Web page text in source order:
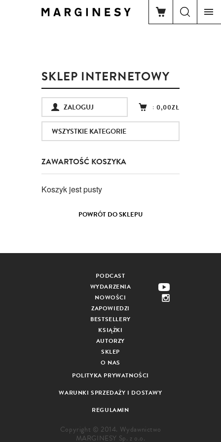
SKLEP INTERNETOWY
ZALOGUJ : 0,00ZŁ
WSZYSTKIE KATEGORIE
ZAWARTOŚĆ KOSZYKA
Koszyk jest pusty
POWRÓT DO SKLEPU
PODCAST
WYDARZENIA
NOWOŚCI
ZAPOWIEDZI
BESTSELLERY
KSIĄŻKI
AUTORZY
SKLEP
O NAS
POLITYKA PRYWATNOŚCI
WARUNKI SPRZEDAŻY I DOSTAWY
REGULAMIN
Copyright © 2014. Wydawnictwo
MARGINESY Sp. z o.o.